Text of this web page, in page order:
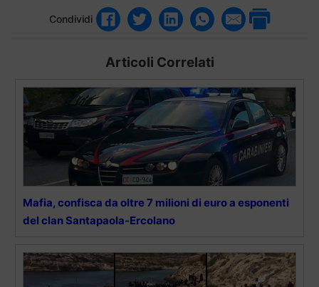
Condividi
Articoli Correlati
Mafia, confisca da oltre 7 milioni di euro a esponenti
del clan Santapaola-Ercolano